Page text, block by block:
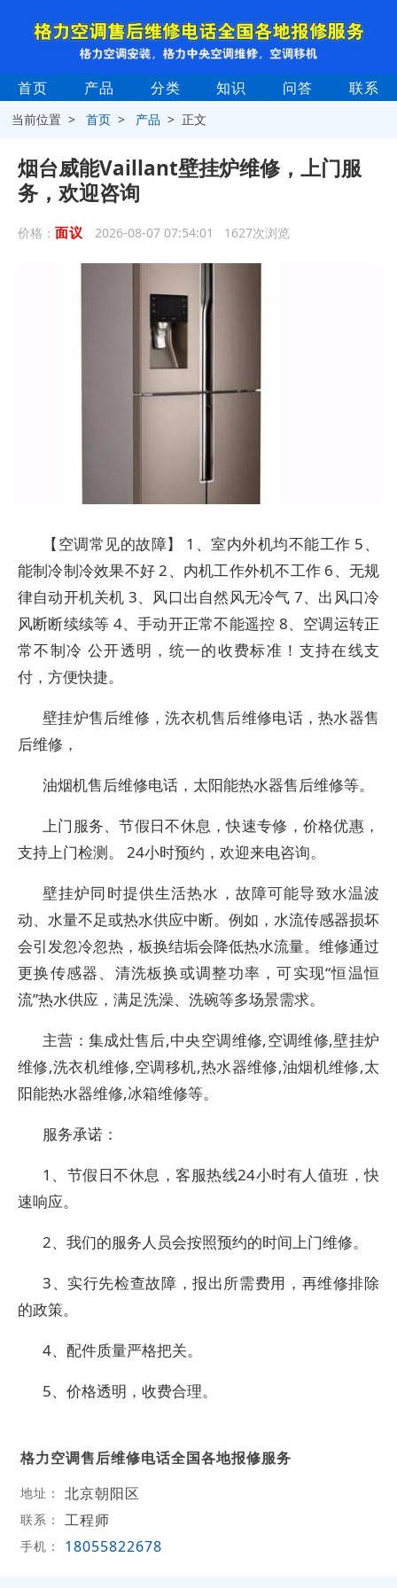
首页 产品 分类 知识 问答 联系
当前位置 >首页 > 产品 > 正文
烟台威能Vaillant壁挂炉维修，上门服
务，欢迎咨询
价格： 面议 2026-08-07 07:54:01 1627次浏览
【空调常见的故障】 1、室内外机均不能工作 5、
能制冷制冷效果不好 2、内机工作外机不工作 6、无规
律自动开机关机 3、风口出自然风无冷气 7、出风口冷
风断断续续等 4、手动开正常不能遥控 8、空调运转正
常不制冷 公开透明，统一的收费标准！支持在线支
付，方便快捷。
壁挂炉售后维修，洗衣机售后维修电话，热水器售
后维修，
油烟机售后维修电话，太阳能热水器售后维修等。
上门服务、节假日不休息，快速专修，价格优惠，
支持上门检测。 24小时预约，欢迎来电咨询。
壁挂炉同时提供生活热水，故障可能导致水温波
动、水量不足或热水供应中断。例如，水流传感器损坏
会引发忽冷忽热，板换结垢会降低热水流量。维修通过
更换传感器、清洗板换或调整功率，可实现“恒温恒
流”热水供应，满足洗澡、洗碗等多场景需求。
主营：集成灶售后,中央空调维修,空调维修,壁挂炉
维修,洗衣机维修,空调移机,热水器维修,油烟机维修,太
阳能热水器维修,冰箱维修等。
服务承诺：
1、节假日不休息，客服热线24小时有人值班，快
速响应。
2、我们的服务人员会按照预约的时间上门维修。
3、实行先检查故障，报出所需费用，再维修排除
的政策。
4、配件质量严格把关。
5、价格透明，收费合理。
格力空调售后维修电话全国各地报修服务
地址： 北京朝阳区
联系： 工程师
手机： 18055822678